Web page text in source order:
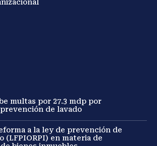
multas por 27.3 mdp por
de lavado
a la ley de prevención de
(LFPIORPI) en materia de